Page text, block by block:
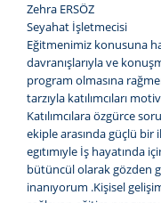
Zehra ERSÖZ
Seyahat İşletmecisi
Eğitmenimiz konusuna
davranışlarıyla ve
program olmasına
tarzıyla katılımcıları
Katılımcılara özgürce
ekiple arasında güçlü
egıtımıyle İş hayatında
bütüncül olarak gözden
inanıyorum .Kişisel